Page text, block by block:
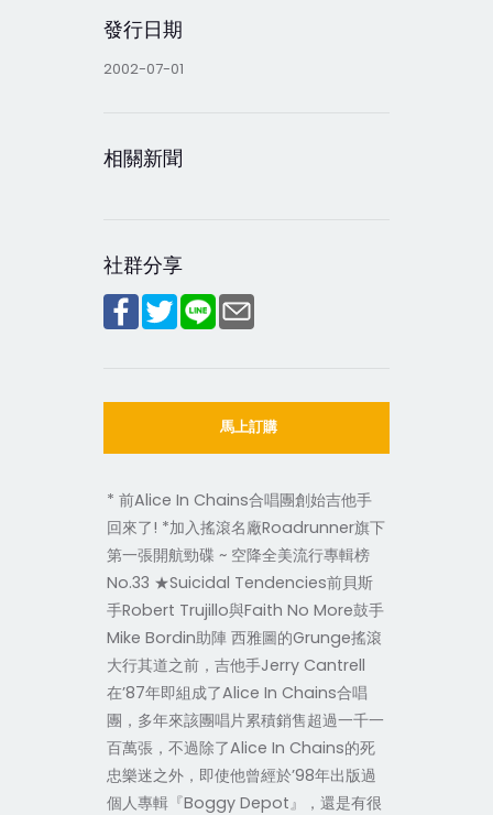
發行日期
2002-07-01
相關新聞
社群分享
馬上訂購
* 前Alice In Chains合唱團創始吉他手
回來了! *加入搖滾名廠Roadrunner旗下
第一張開航勁碟 ~ 空降全美流行專輯榜
No.33 ★Suicidal Tendencies前貝斯
手Robert Trujillo與Faith No More鼓手
Mike Bordin助陣 西雅圖的Grunge搖滾
大行其道之前，吉他手Jerry Cantrell
在’87年即組成了Alice In Chains合唱
團，多年來該團唱片累積銷售超過一千一
百萬張，不過除了Alice In Chains的死
忠樂迷之外，即使他曾經於’98年出版過
個人專輯『Boggy Depot』，還是有很